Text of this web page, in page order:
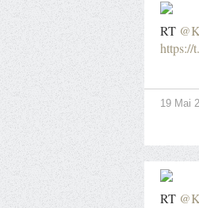
RT
https://
19 Mai
RT